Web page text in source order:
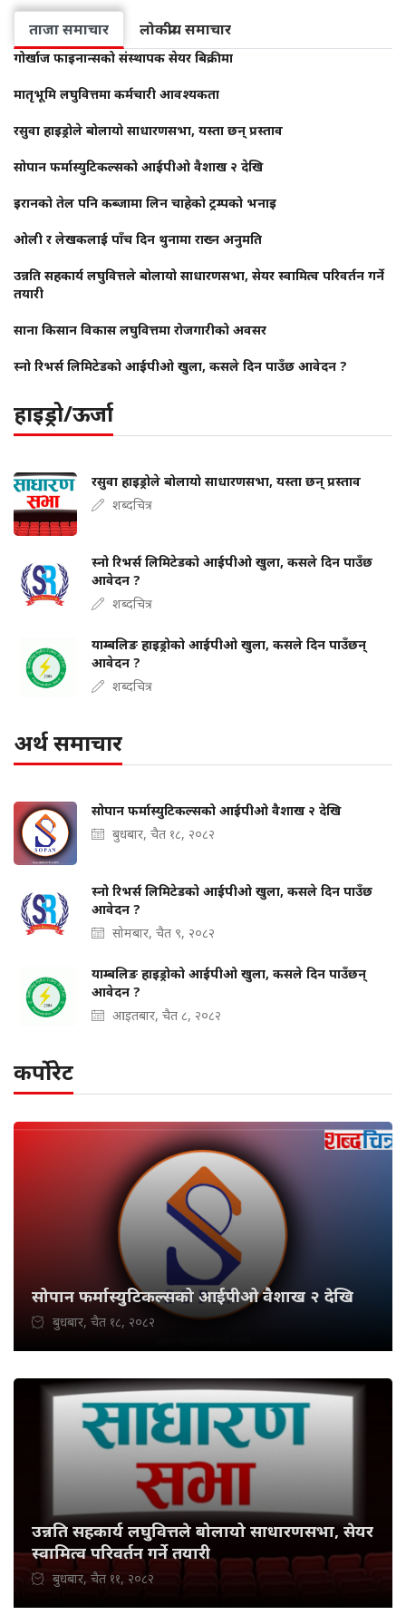
ताजा समाचार लोकप्रीय समाचार
गोर्खाज फाइनान्सको संस्थापक सेयर बिक्रीमा
मातृभूमि लघुवित्तमा कर्मचारी आवश्यकता
रसुवा हाइड्रोले बोलायो साधारणसभा, यस्ता छन् प्रस्ताव
सोपान फर्मास्युटिकल्सको आईपीओ वैशाख २ देखि
इरानको तेल पनि कब्जामा लिन चाहेको ट्रम्पको भनाइ
ओली र लेखकलाई पाँच दिन थुनामा राख्न अनुमति
उन्नति सहकार्य लघुवित्तले बोलायो साधारणसभा, सेयर स्वामित्व परिवर्तन गर्ने
तयारी
साना किसान विकास लघुवित्तमा रोजगारीको अवसर
स्नो रिभर्स लिमिटेडको आईपीओ खुला, कसले दिन पाउँछ आवेदन ?
हाइड्रो/ऊर्जा
रसुवा हाइड्रोले बोलायो साधारणसभा, यस्ता छन् प्रस्ताव
शब्दचित्र
स्नो रिभर्स लिमिटेडको आईपीओ खुला, कसले दिन पाउँछ
आवेदन ?
शब्दचित्र
याम्बलिङ हाइड्रोको आईपीओ खुला, कसले दिन पाउँछन्
आवेदन ?
शब्दचित्र
अर्थ समाचार
सोपान फर्मास्युटिकल्सको आईपीओ वैशाख २ देखि
बुधबार, चैत १८, २०८२
स्नो रिभर्स लिमिटेडको आईपीओ खुला, कसले दिन पाउँछ
आवेदन ?
सोमबार, चैत ९, २०८२
याम्बलिङ हाइड्रोको आईपीओ खुला, कसले दिन पाउँछन्
आवेदन ?
आइतबार, चैत ८, २०८२
कर्पोरेट
सोपान फर्मास्युटिकल्सको आईपीओ वैशाख २ देखि
बुधबार, चैत १८, २०८२
उन्नति सहकार्य लघुवित्तले बोलायो साधारणसभा, सेयर
स्वामित्व परिवर्तन गर्ने तयारी
बुधबार, चैत ११, २०८२